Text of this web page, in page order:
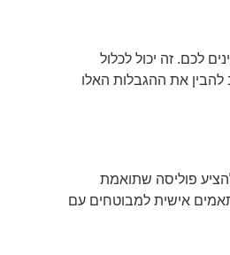
לכם. זה יכול לכלול
להבין את ההגבלות האלו
פוליסה שתואמת
אישית למבוטחים עם